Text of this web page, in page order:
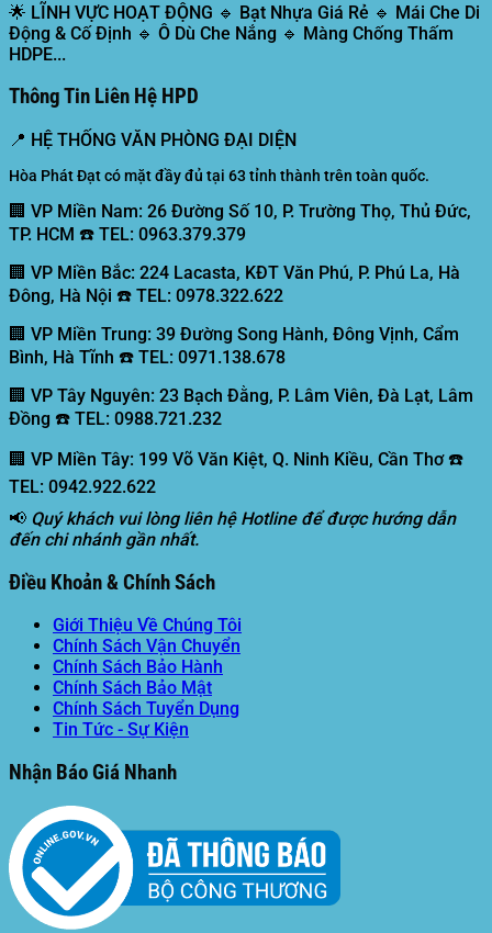
🌟 LĨNH VỰC HOẠT ĐỘNG 🔹 Bạt Nhựa Giá Rẻ 🔹 Mái Che Di
Động & Cố Định 🔹 Ô Dù Che Nắng 🔹 Màng Chống Thấm
HDPE...
Thông Tin Liên Hệ HPD
📍 HỆ THỐNG VĂN PHÒNG ĐẠI DIỆN
Hòa Phát Đạt có mặt đầy đủ tại 63 tỉnh thành trên toàn quốc.
🏢 VP Miền Nam: 26 Đường Số 10, P. Trường Thọ, Thủ Đức,
TP. HCM ☎️ TEL: 0963.379.379
🏢 VP Miền Bắc: 224 Lacasta, KĐT Văn Phú, P. Phú La, Hà
Đông, Hà Nội ☎️ TEL: 0978.322.622
🏢 VP Miền Trung: 39 Đường Song Hành, Đông Vịnh, Cẩm
Bình, Hà Tĩnh ☎️ TEL: 0971.138.678
🏢 VP Tây Nguyên: 23 Bạch Đằng, P. Lâm Viên, Đà Lạt, Lâm
Đồng ☎️ TEL: 0988.721.232
🏢 VP Miền Tây: 199 Võ Văn Kiệt, Q. Ninh Kiều, Cần Thơ ☎️
TEL: 0942.922.622
📢 Quý khách vui lòng liên hệ Hotline để được hướng dẫn
đến chi nhánh gần nhất.
Điều Khoản & Chính Sách
Giới Thiệu Về Chúng Tôi
Chính Sách Vận Chuyển
Chính Sách Bảo Hành
Chính Sách Bảo Mật
Chính Sách Tuyển Dụng
Tin Tức - Sự Kiện
Nhận Báo Giá Nhanh